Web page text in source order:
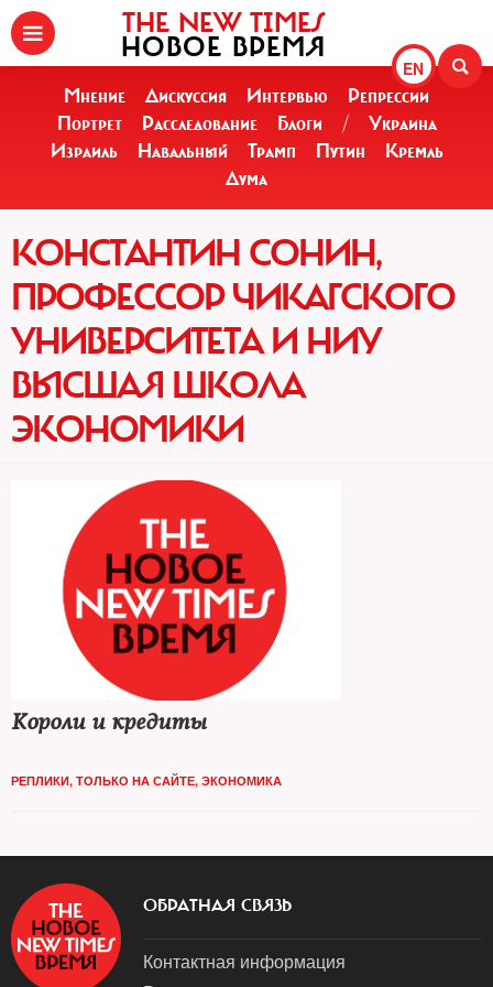
EN
THE NEW TIMES
НОВОЕ ВРЕМЯ
Мнение Дискуссия Интервью
Репрессии
Портрет
Расследование Блоги /
Украина
Израиль
Навальный Трамп Путин
Кремль
Дума
КОНСТАНТИН СОНИН,
ПРОФЕССОР ЧИКАГСКОГО
УНИВЕРСИТЕТА И НИУ
ВЫСШАЯ ШКОЛА
ЭКОНОМИКИ
Короли и кредиты
РЕПЛИКИ, ТОЛЬКО НА САЙТЕ, ЭКОНОМИКА
ОБРАТНАЯ СВЯЗЬ
Контактная информация